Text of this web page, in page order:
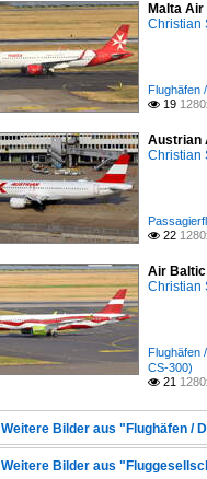
Malta
Christian
Flughäfen
 19
Austrian
Christian
 22
Air Baltic
Christian
Flughäfen
CS-300)
 21
Weitere Bilder aus "Flughäfen /
Weitere Bilder aus